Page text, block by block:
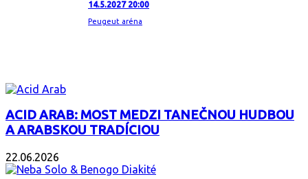
14.5.2027 20:00
Peugeut aréna
ACID ARAB: MOST MEDZI TANEČNOU HUDBOU
A ARABSKOU TRADÍCIOU
22.06.2026